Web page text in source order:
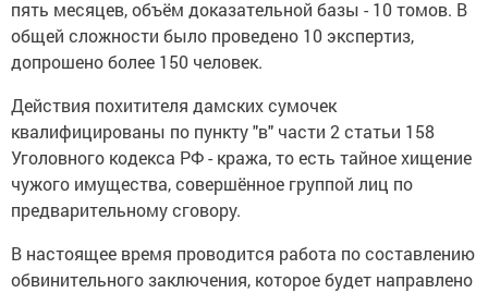
пять месяцев, объём доказательной базы - 10 томов. В
общей сложности было проведено 10 экспертиз,
допрошено более 150 человек.
Действия похитителя дамских сумочек
квалифицированы по пункту "в" части 2 статьи 158
Уголовного кодекса РФ - кража, то есть тайное хищение
чужого имущества, совершённое группой лиц по
предварительному сговору.
В настоящее время проводится работа по составлению
обвинительного заключения, которое будет направлено